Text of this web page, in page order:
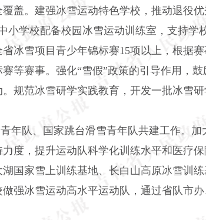
盖。建强冰雪运动特色学校，推动退役
学校配备校园冰雪运动训练室，支持学
冰雪项目青少年锦标赛15项以上，根据
等赛事。强化“雪假”政策的引导作用，
规范冰雪研学实践教育，开发一批冰雪
队、国家跳台滑雪青年队共建工作。加
度，提升运动队科学化训练水平和医疗
国家雪上训练基地、长白山高原冰雪训
强冰雪运动高水平运动队，通过省队市